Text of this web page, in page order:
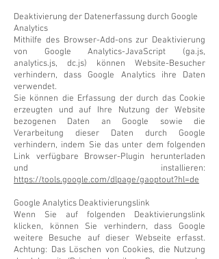
Deaktivierung der Datenerfassung durch Google
Analytics
Mithilfe des Browser-Add-ons zur Deaktivierung
von Google Analytics-JavaScript (ga.js,
analytics.js, dc.js) können Website-Besucher
verhindern, dass Google Analytics ihre Daten
verwendet.
Sie können die Erfassung der durch das Cookie
erzeugten und auf Ihre Nutzung der Website
bezogenen Daten an Google sowie die
Verarbeitung dieser Daten durch Google
verhindern, indem Sie das unter dem folgenden
Link verfügbare Browser-Plugin herunterladen
und installieren:
https://tools.google.com/dlpage/gaoptout?hl=de
Google Analytics Deaktivierungslink
Wenn Sie auf folgenden Deaktivierungslink
klicken, können Sie verhindern, dass Google
weitere Besuche auf dieser Webseite erfasst.
Achtung: Das Löschen von Cookies, die Nutzung